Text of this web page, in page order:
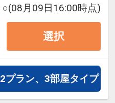
○(08月09日16:00時点)
選択
2プラン、3部屋タイプ